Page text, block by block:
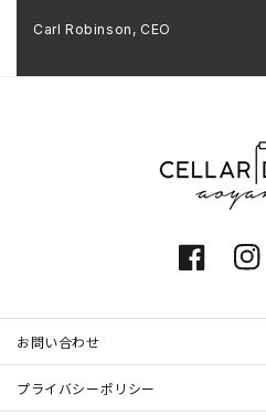
Carl Robinson, CEO
Facebook
お問い合わせ
プライバシーポリシー